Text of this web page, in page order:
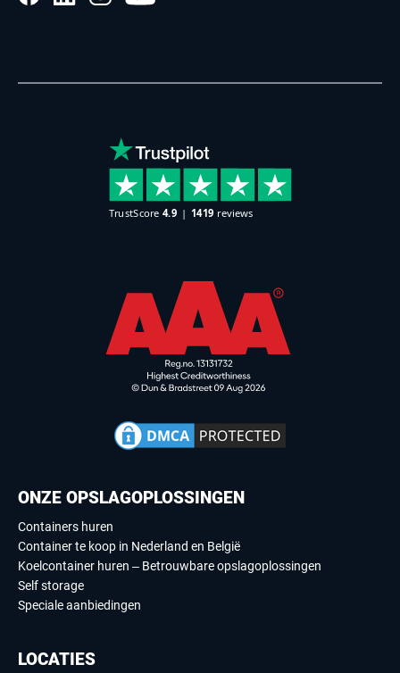
ONZE OPSLAGOPLOSSINGEN
Containers huren
Container te koop in Nederland en België
Koelcontainer huren – Betrouwbare opslagoplossingen
Self storage
Speciale aanbiedingen
LOCATIES